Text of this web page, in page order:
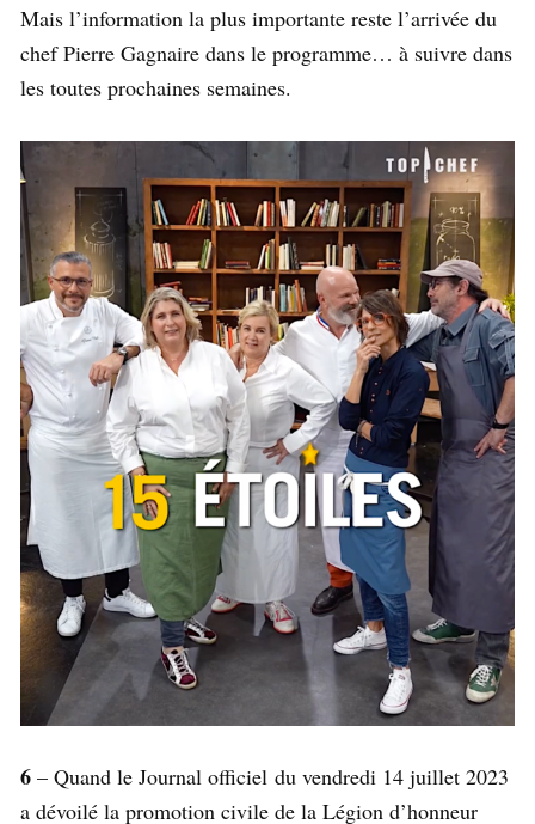
Mais l’information la plus importante reste l’arrivée du
chef Pierre Gagnaire dans le programme… à suivre dans
les toutes prochaines semaines.
6 – Quand le Journal officiel du vendredi 14 juillet 2023
a dévoilé la promotion civile de la Légion d’honneur